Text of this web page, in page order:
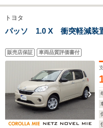
トヨタ
パッソ 1.0 X 衝突軽減装
販売店保証 車両品質評価書付